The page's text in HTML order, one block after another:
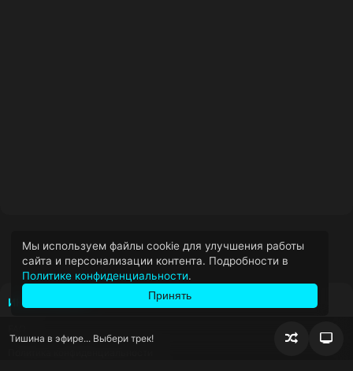
ИНФОРМАЦИЯ
Тишина в эфире... Выбери трек!
Мы используем файлы cookie для улучшения работы
сайта и персонализации контента. Подробности в
Политике конфиденциальности.
Принять